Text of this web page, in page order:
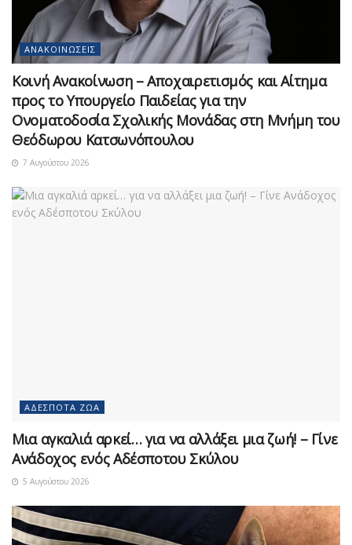
ΑΝΑΚΟΙΝΏΣΕΙΣ
Κοινή Ανακοίνωση – Αποχαιρετισμός και Αίτημα
προς το Υπουργείο Παιδείας για την
Ονοματοδοσία Σχολικής Μονάδας στη Μνήμη του
Θεόδωρου Κατσωνόπουλου
7 Αυγούστου 2026
ΑΔΈΣΠΟΤΑ ΖΏΑ
Μια αγκαλιά αρκεί… για να αλλάξει μια ζωή! – Γίνε
Ανάδοχος ενός Αδέσποτου Σκύλου
5 Αυγούστου 2026